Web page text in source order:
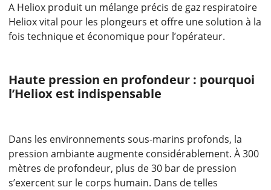
A Heliox produit un mélange précis de gaz respiratoire
Heliox vital pour les plongeurs et offre une solution à la
fois technique et économique pour l’opérateur.
Haute pression en profondeur : pourquoi
l’Heliox est indispensable
Dans les environnements sous-marins profonds, la
pression ambiante augmente considérablement. À 300
mètres de profondeur, plus de 30 bar de pression
s’exercent sur le corps humain. Dans de telles